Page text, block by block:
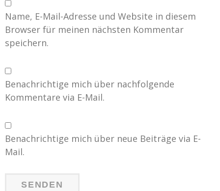
Name, E-Mail-Adresse und Website in diesem
Browser für meinen nächsten Kommentar
speichern.
Benachrichtige mich über nachfolgende
Kommentare via E-Mail.
Benachrichtige mich über neue Beiträge via E-
Mail.